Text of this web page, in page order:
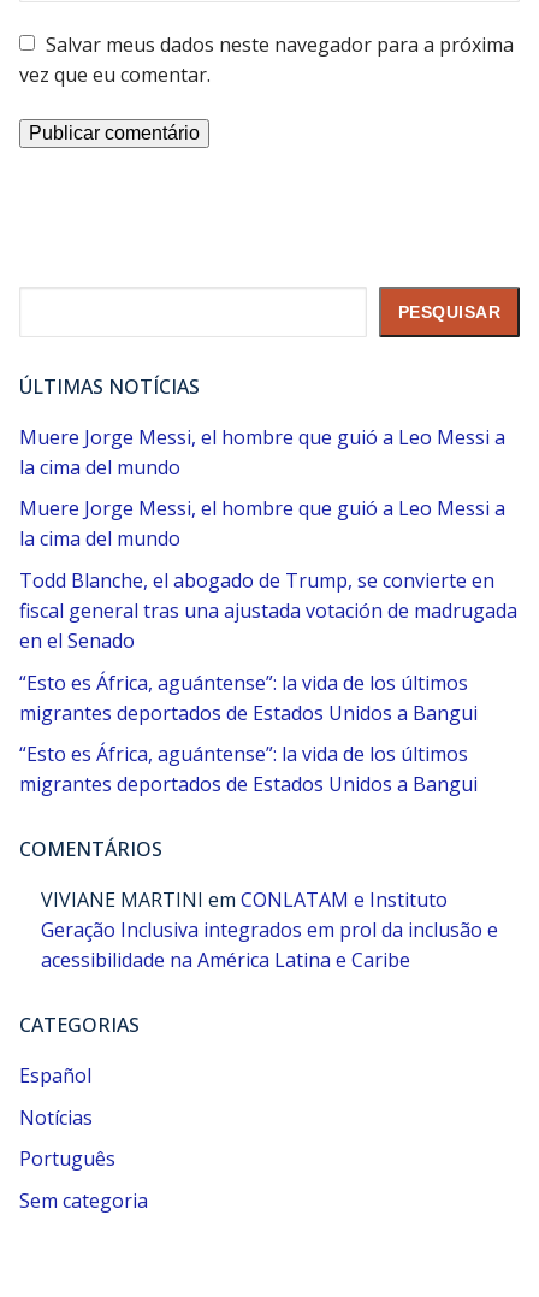
Salvar meus dados neste navegador para a próxima
vez que eu comentar.
PESQUISAR
ÚLTIMAS NOTÍCIAS
Muere Jorge Messi, el ​hombre que guió a Leo Messi a
la cima del mundo
Muere Jorge Messi, el ​hombre que guió a Leo Messi a
la cima del mundo
Todd Blanche, el abogado de Trump, se convierte en
fiscal general tras una ajustada votación de madrugada
en el Senado
“Esto es África, aguántense”: la vida de los últimos
migrantes deportados de Estados Unidos a Bangui
“Esto es África, aguántense”: la vida de los últimos
migrantes deportados de Estados Unidos a Bangui
COMENTÁRIOS
VIVIANE MARTINI em CONLATAM e Instituto
Geração Inclusiva integrados em prol da inclusão e
acessibilidade na América Latina e Caribe
CATEGORIAS
Español
Notícias
Português
Sem categoria